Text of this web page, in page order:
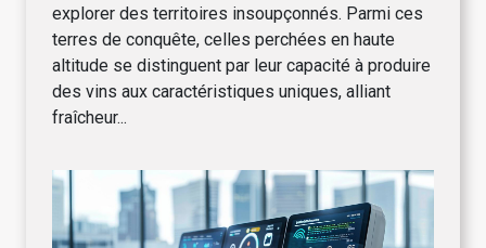
explorer des territoires insoupçonnés. Parmi ces
terres de conquête, celles perchées en haute
altitude se distinguent par leur capacité à produire
des vins aux caractéristiques uniques, alliant
fraîcheur...